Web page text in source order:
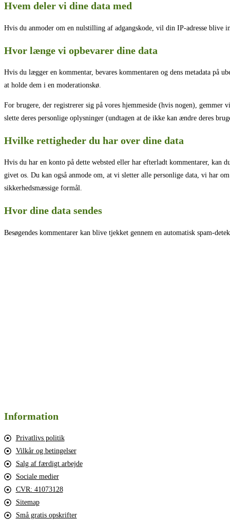
Hvem deler vi dine data med
Hvis du anmoder om en nulstilling af adgangskode, vil din IP-adresse blive
Hvor længe vi opbevarer dine data
Hvis du lægger en kommentar, bevares kommentaren og dens metadata på
at holde dem i en moderationskø.
For brugere, der registrerer sig på vores hjemmeside (hvis nogen),
slette deres personlige oplysninger (undtagen at de ikke kan ændre deres
Hvilke rettigheder du har over dine data
Hvis du har en konto på dette websted eller har efterladt kommentarer, kan
givet os. Du kan også anmode om, at vi sletter alle personlige data, vi har
sikkerhedsmæssige formål.
Hvor dine data sendes
Besøgendes kommentarer kan blive tjekket gennem en automatisk spam-
Information
Privatlivs politik
Vilkår og betingelser
Salg af færdigt arbejde
Sociale medier
CVR: 41073128
Sitemap
Små gratis opskrifter